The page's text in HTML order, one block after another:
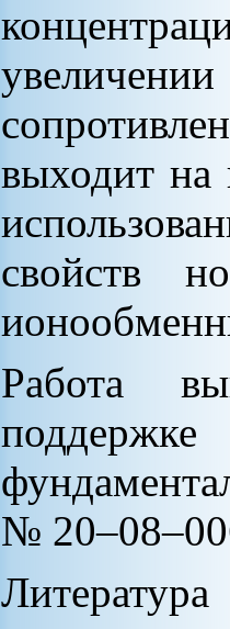
выходит на
свойств
Работа
№
Литература